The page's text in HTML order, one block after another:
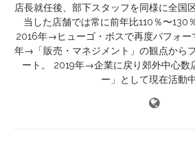
店長就任後、部下スタッフを同様に全国
当した店舗では常に前年比110％〜130
2016年→ヒューゴ・ボスで再度パフォー
年→「販売・マネジメント」の観点から
ート。 2019年→企業に戻り郊外中心数
ー」として現在活動